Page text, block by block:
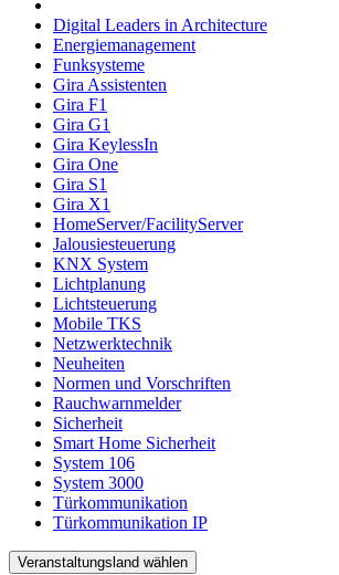
Digital Leaders in Architecture
Energiemanagement
Funksysteme
Gira Assistenten
Gira F1
Gira G1
Gira KeylessIn
Gira One
Gira S1
Gira X1
HomeServer/FacilityServer
Jalousiesteuerung
KNX System
Lichtplanung
Lichtsteuerung
Mobile TKS
Netzwerktechnik
Neuheiten
Normen und Vorschriften
Rauchwarnmelder
Sicherheit
Smart Home Sicherheit
System 106
System 3000
Türkommunikation
Türkommunikation IP
Veranstaltungsland wählen